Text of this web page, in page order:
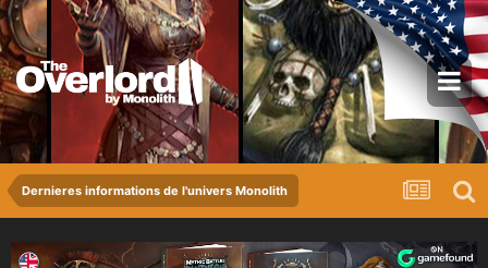
Dernieres informations de l'univers Monolith